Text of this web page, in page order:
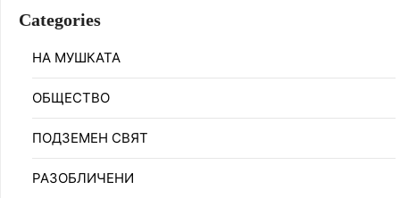
Categories
НА МУШКАТА
ОБЩЕСТВО
ПОДЗЕМЕН СВЯТ
РАЗОБЛИЧЕНИ